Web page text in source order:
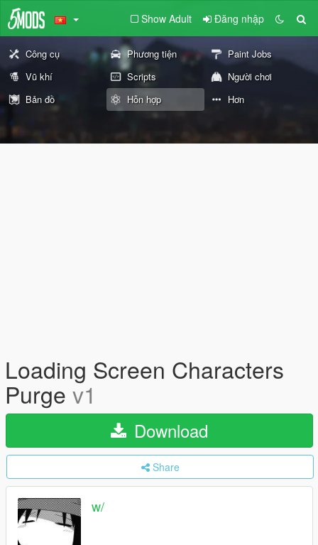
Show Adult Đăng nhập
Công cụ Phương tiện
Paint Jobs
Vũ khí
Scripts
Người chơi
Bản đồ
Hỗn hợp Hơn
Loading Screen Characters
Purge v1
Download
Share
w/